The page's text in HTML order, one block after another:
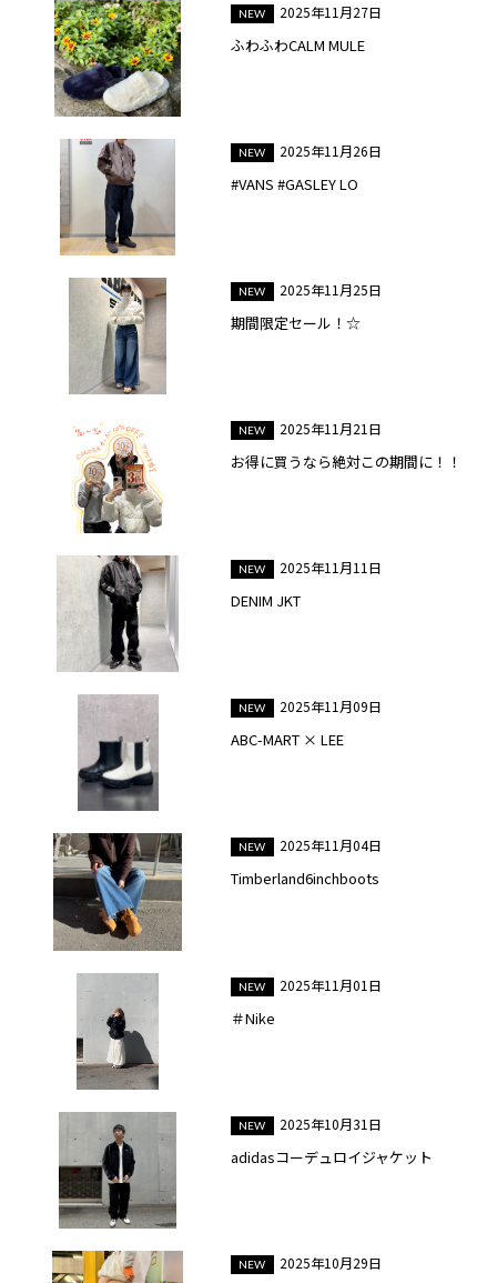
2025年11月27日
ふわふわCALM MULE
2025年11月26日
#VANS #GASLEY LO
2025年11月25日
期間限定セール！☆
2025年11月21日
お得に買うなら絶対この期間に！！
2025年11月11日
DENIM JKT
2025年11月09日
ABC-MART × LEE
2025年11月04日
Timberland6inchboots
2025年11月01日
＃Nike
2025年10月31日
adidasコーデュロイジャケット
2025年10月29日